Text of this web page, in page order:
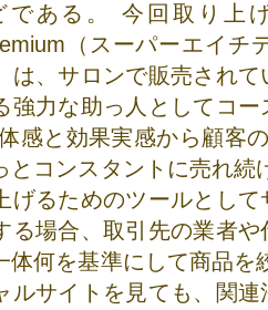
である。 今回取り上
（スーパーエイチ
は、サロンで販売され
強力な助っ人としてコ
感と効果実感から顧客
とコンスタントに売れ続
げるためのツールとし
る場合、取引先の業者
体何を基準にして商品を
ルサイトを見ても、関